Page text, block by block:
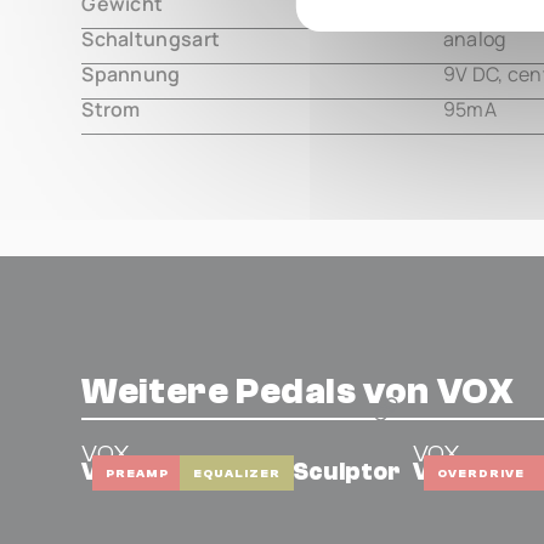
Schaltungsart
analog
Spannung
9V DC,
Strom
95mA
Weitere Pedals von VOX
PREAMP EQUALIZER
VOX
Valvenergy Tone Sculptor OVERDRIVE
VOX